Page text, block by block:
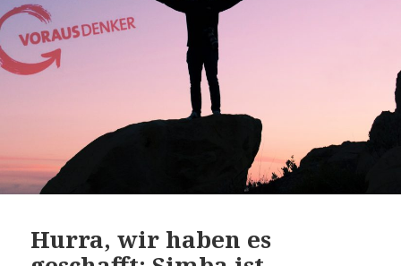
Hurra, wir haben es